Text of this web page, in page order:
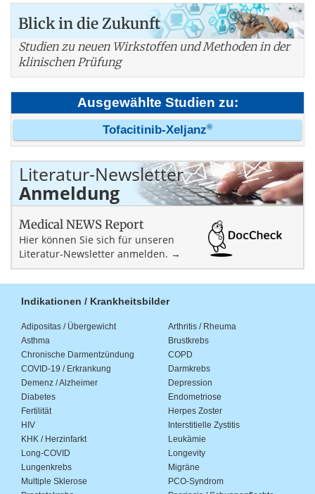
Blick in die Zukunft
Studien zu neuen Wirkstoffen und Methoden in der
klinischen Prüfung
Ausgewählte Studien zu:
Tofacitinib-Xeljanz®
Literatur-Newsletter
Anmeldung
Medical NEWS Report
Hier können Sie sich für unseren
Literatur-Newsletter anmelden. →
Indikationen / Krankheitsbilder
Adipositas / Übergewicht
Arthritis / Rheuma
Asthma
Brustkrebs
Chronische Darmentzündung
COPD
COVID-19 / Erkrankung
Darmkrebs
Demenz / Alzheimer
Depression
Diabetes
Endometriose
Fertilität
Herpes Zoster
HIV
Interstitielle Zystitis
KHK / Herzinfarkt
Leukämie
Long-COVID
Longevity
Lungenkrebs
Migräne
Multiple Sklerose
PCO-Syndrom